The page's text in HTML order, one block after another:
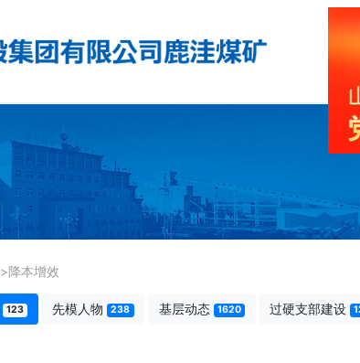
>降本增效
123 先模人物 238 基层动态 1620 过硬支部建设